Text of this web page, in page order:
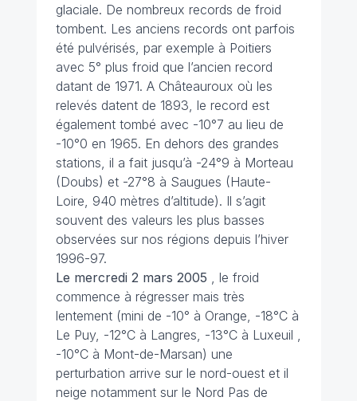
glaciale. De nombreux records de froid
tombent. Les anciens records ont parfois
été pulvérisés, par exemple à Poitiers
avec 5° plus froid que l’ancien record
datant de 1971. A Châteauroux où les
relevés datent de 1893, le record est
également tombé avec -10°7 au lieu de
-10°0 en 1965. En dehors des grandes
stations, il a fait jusqu’à -24°9 à Morteau
(Doubs) et -27°8 à Saugues (Haute-
Loire, 940 mètres d’altitude). Il s’agit
souvent des valeurs les plus basses
observées sur nos régions depuis l’hiver
1996-97.
Le mercredi 2 mars 2005
, le froid
commence à régresser mais très
lentement (mini de -10° à Orange, -18°C à
Le Puy, -12°C à Langres, -13°C à Luxeuil ,
-10°C à Mont-de-Marsan) une
perturbation arrive sur le nord-ouest et il
neige notamment sur le Nord Pas de